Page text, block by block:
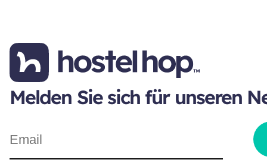
Melden Sie sich für unseren